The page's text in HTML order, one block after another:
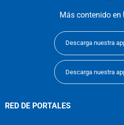
Más contenido en
Descarga nuestra
Descarga nuestra
RED DE PORTALES